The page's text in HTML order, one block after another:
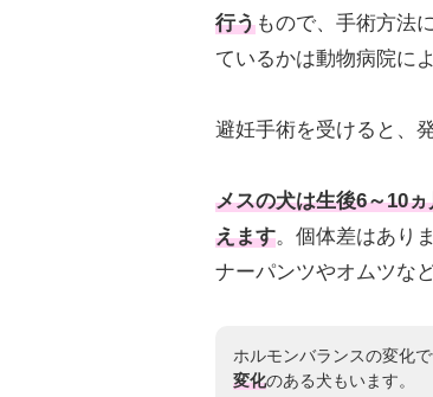
行うもので、手術方法
ているかは動物病院に
避妊手術を受けると、
メスの犬は生後6～10
えます。個体差はあり
ナーパンツやオムツな
ホルモンバランスの変化
変化のある犬もいます。